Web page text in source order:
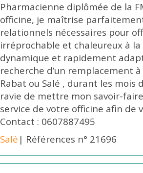
Pharmacienne diplômée de la
officine, je maîtrise
relationnels nécessaires pour
irréprochable et chaleureux à
dynamique et rapidement
recherche d’un remplacement
Rabat ou Salé , durant les mois
ravie de mettre mon savoir-
service de votre officine afin de
Contact : 0607887495
Salé | Références n° 21696